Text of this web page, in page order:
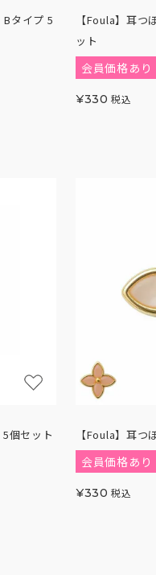
タイプ 5
【Foula】耳つ
ット
会員価格あり
¥330 税込
個セット 【Foula】耳つ
会員価格あり
¥330 税込